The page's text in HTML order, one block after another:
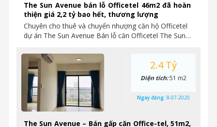
The Sun Avenue bán lỗ Officetel 46m2 đã hoàn
thiện giá 2,2 tỷ bao hết, thương lượng
Chuyên cho thuê và chuyển nhượng căn hộ Officetel
dự án The Sun Avenue Bán lỗ căn Officetel The Sun…
The Sun Avenue – Bán gấp căn Office-tel, 51m2,
2.4 Tỷ
Diện tích:51 m2
Ngày đăng: 8-07-2020